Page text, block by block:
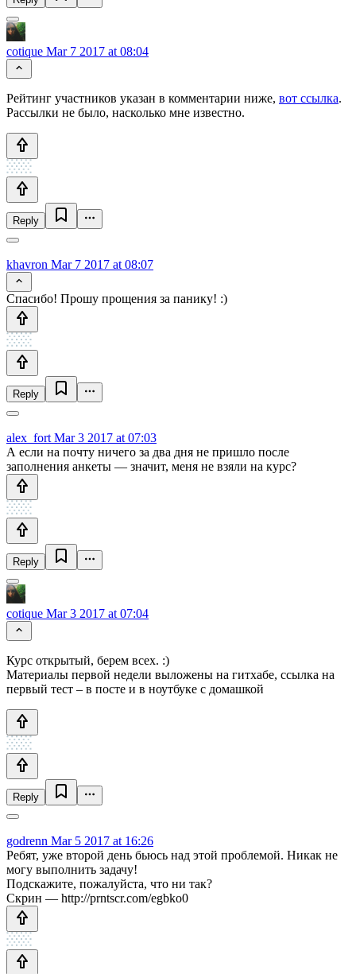
cotique Mar 7 2017 at 08:04
Рейтинг участников указан в комментарии ниже, вот ссылка.
Рассылки не было, насколько мне известно.
Reply
khavron Mar 7 2017 at 08:07
Спасибо! Прошу прощения за панику! :)
Reply
alex_fort Mar 3 2017 at 07:03
А если на почту ничего за два дня не пришло после
заполнения анкеты — значит, меня не взяли на курс?
Reply
cotique Mar 3 2017 at 07:04
Курс открытый, берем всех. :)
Материалы первой недели выложены на гитхабе, ссылка на
первый тест – в посте и в ноутбуке с домашкой
Reply
godrenn Mar 5 2017 at 16:26
Ребят, уже второй день бьюсь над этой проблемой. Никак не
могу выполнить задачу!
Подскажите, пожалуйста, что ни так?
Скрин — http://prntscr.com/egbko0